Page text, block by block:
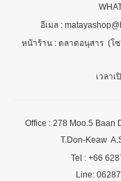
อีเมล :
หน้าร้าน : ตลาดอนุสาร (โ
เวลา
Office : 278 Moo.5 Baan
T.Don-Keaw
Tel : +66
Line: